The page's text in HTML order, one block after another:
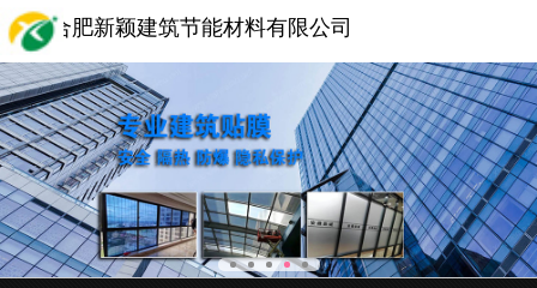
合肥新颖建筑节能材料有限公司